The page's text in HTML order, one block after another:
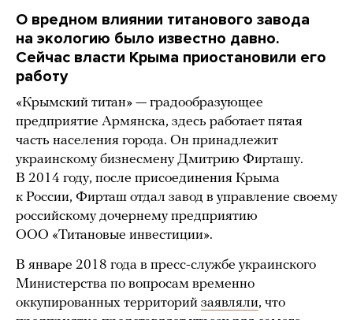
О вредном влиянии титанового завода
на экологию было известно давно.
Сейчас власти Крыма приостановили его
работу
«Крымский титан» — градообразующее
предприятие Армянска, здесь работает пятая
часть населения города. Он принадлежит
украинскому бизнесмену Дмитрию Фирташу.
В 2014 году, после присоединения Крыма
к России, Фирташ отдал завод в управление своему
российскому дочернему предприятию
ООО «Титановые инвестиции».
В январе 2018 года в пресс-службе украинского
Министерства по вопросам временно
оккупированных территорий заявляли, что